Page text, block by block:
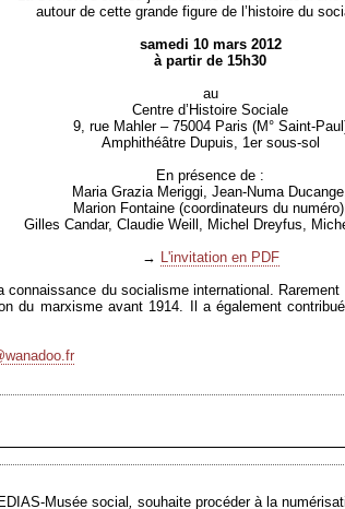
autour de cette grande figure de l’histoire du
samedi 10 mars 2012
à partir de 15h30
au
Centre d’Histoire Sociale
9, rue Mahler – 75004 Paris (M° Saint-
Amphithéâtre Dupuis, 1er sous-sol
En présence de :
Maria Grazia Meriggi, Jean-Numa
Marion Fontaine (coordinateurs du
Gilles Candar, Claudie Weill, Michel Dreyfus,
→ L'invitation en PDF
du socialisme international.
du marxisme avant 1914. Il a également
Musée social, souhaite procéder à la